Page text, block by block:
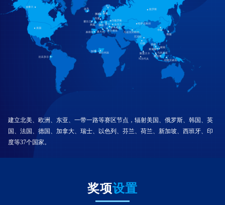
建立北美、欧洲、东亚、一带一路等赛区节点，辐射美国、俄罗斯、韩国、英
国、法国、德国、加拿大、瑞士、以色列、芬兰、荷兰、新加坡、西班牙、印
度等37个国家。
奖项设置